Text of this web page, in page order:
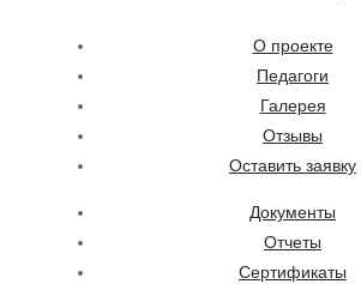
О проекте
Педагоги
Галерея
Отзывы
Оставить заявку
Документы
Отчеты
Сертификаты